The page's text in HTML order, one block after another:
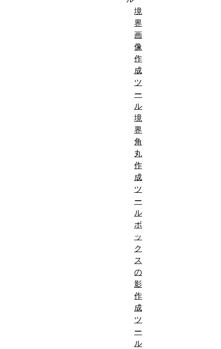
境
界
画
像
作
成
ツ
ー
ル
境
界
角
丸
作
成
ツ
ー
ル
ボ
ッ
ク
ス
の
影
作
成
ツ
ー
ル